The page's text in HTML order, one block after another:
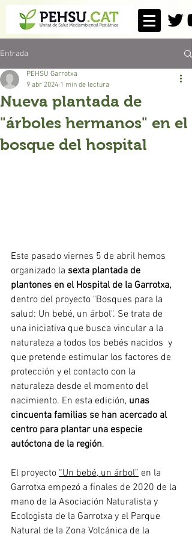
Entrada
Nueva plantada de
"árboles hermanos" en el
bosque del hospital
PEHSU Garrotxa
9 abr 2024 1 min de lectura
Este pasado viernes 5 de abril hemos
organizado la sexta plantada de
plantones en el Hospital de la Garrotxa,
dentro del proyecto "Bosques para la
salud: Un bebé, un árbol". Se trata de
una iniciativa que busca vincular a la
naturaleza a todos los bebés nacidos  y
que pretende estimular los factores de
protección y el contacto con la
naturaleza desde el momento del
nacimiento. En esta edición, unas
cincuenta familias se han acercado al
centro para plantar una especie
autóctona de la región.
El proyecto “Un bebé, un árbol” en la
Garrotxa empezó a finales de 2020 de la
mano de la Asociación Naturalista y
Ecologista de la Garrotxa y el Parque
Natural de la Zona Volcánica de la